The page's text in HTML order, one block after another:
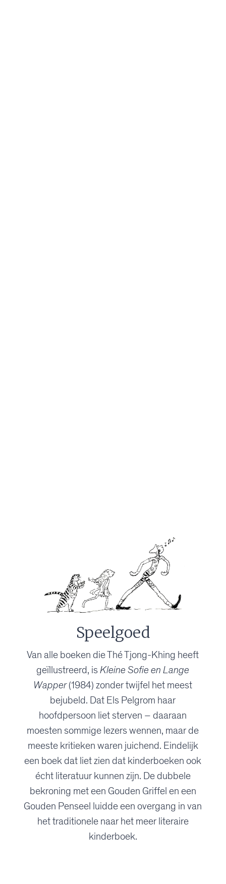
Speelgoed
Van alle boeken die Thé Tjong-Khing heeft
geïllustreerd, isKleine Sofie en Lange
Wapper(1984) zonder twijfel het meest
bejubeld. Dat Els Pelgrom haar
hoofdpersoon liet sterven – daaraan
moesten sommige lezers wennen, maar de
meeste kritieken waren juichend. Eindelijk
een boek dat liet zien dat kinderboeken ook
écht literatuur kunnen zijn. De dubbele
bekroning met een Gouden Griffel en een
Gouden Penseel luidde een overgang in van
het traditionele naar het meer literaire
kinderboek.